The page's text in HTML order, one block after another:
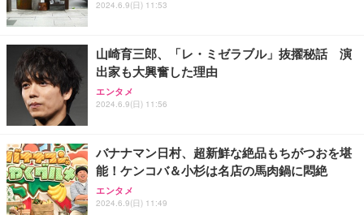
ハンドヘルドカメラ ポケットサイクリング映像 毎日
トPC 16GB メモリ SSD 256GB WEBカメラ付き 軽
習用 ピンク
対応 ブラック TK-QT30DMBK
2024.6.9(日) 11:53
山崎育三郎、「レ・ミゼラブル」抜擢秘話 演
出家も大興奮した理由
エンタメ
2024.6.9(日) 11:56
バナナマン日村、超新鮮な絶品もちがつおを堪
能！ケンコバ＆小杉は名店の馬肉鍋に悶絶
エンタメ
2024.6.9(日) 11:49